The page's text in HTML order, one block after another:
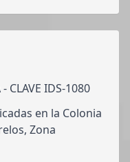
CLAVE IDS-1080
en la Colonia
Zona